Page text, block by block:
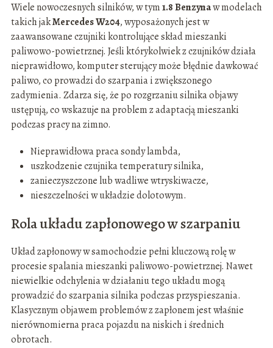
Wiele nowoczesnych silników, w tym1.8 Benzynaw modelach
takich jakMercedes W204, wyposażonych jest w
zaawansowane czujniki kontrolujące skład mieszanki
paliwowo-powietrznej. Jeśli którykolwiek z czujników działa
nieprawidłowo, komputer sterujący może błędnie dawkować
paliwo, co prowadzi do szarpania i zwiększonego
zadymienia. Zdarza się, że po rozgrzaniu silnika objawy
ustępują, co wskazuje na problem z adaptacją mieszanki
podczas pracy na zimno.
Nieprawidłowa praca sondy lambda,
uszkodzenie czujnika temperatury silnika,
zanieczyszczone lub wadliwe wtryskiwacze,
nieszczelności w układzie dolotowym.
Rola układu zapłonowego w szarpaniu
Układ zapłonowy w samochodzie pełni kluczową rolę w
procesie spalania mieszanki paliwowo-powietrznej. Nawet
niewielkie odchylenia w działaniu tego układu mogą
prowadzić do szarpania silnika podczas przyspieszania.
Klasycznym objawem problemów z zapłonem jest właśnie
nierównomierna praca pojazdu na niskich i średnich
obrotach.